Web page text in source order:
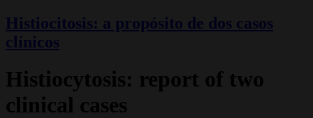
Histiocitosis: a propósito de dos casos
clínicos
Histiocytosis: report of two
clinical cases